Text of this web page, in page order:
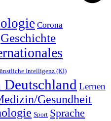
Corona
Geschichte
Intelligenz (KI)
Lernen
Gesundheit
Sport Sprache